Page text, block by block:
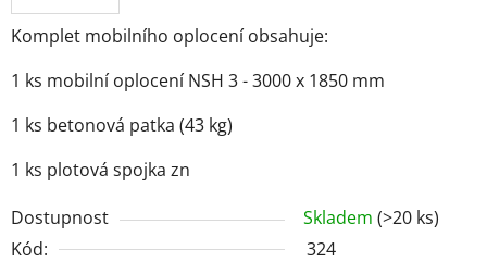
Komplet mobilního oplocení obsahuje:
1 ks mobilní oplocení NSH 3 - 3000 x 1850 mm
1 ks betonová patka (43 kg)
1 ks plotová spojka zn
Dostupnost
Skladem (>20 ks)
Kód:
324